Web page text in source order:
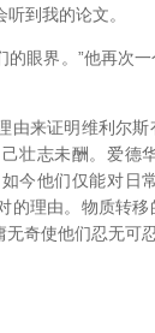
到我的论文。
界。”他再次一
来证明维利尔斯
壮志未酬。爱德
今他们仅能对日
的理由。物质转
奇使他们忍无可忍